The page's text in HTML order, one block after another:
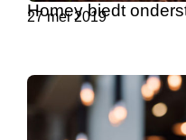
Homey biedt
27 mei 2019